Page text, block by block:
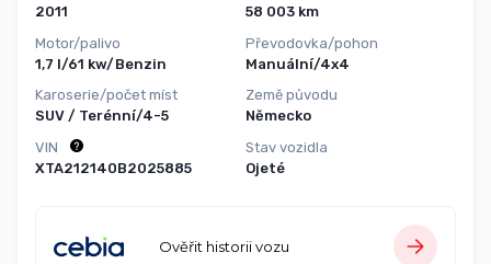
2011
Motor/palivo
1,7 l/61 kw/Benzin
Karoserie/počet míst
SUV / Terénní/4-5
58 003 km
Převodovka/pohon
Manuální/4x4
Země původu
Německo
VIN
XTA212140B2025885
Stav vozidla
Ojeté
Ověřit historii vozu